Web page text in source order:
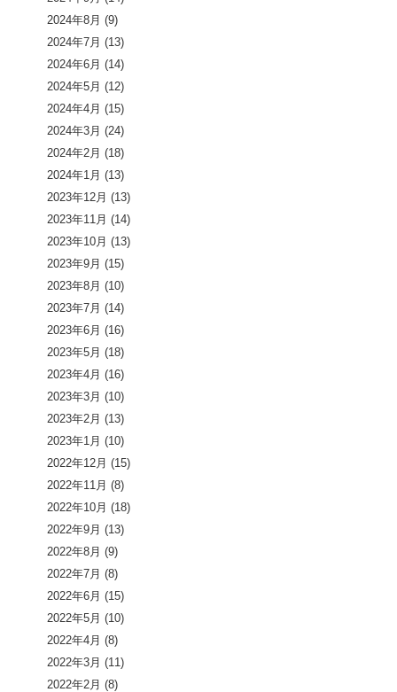
2024年8月 (9)
2024年7月 (13)
2024年6月 (14)
2024年5月 (12)
2024年4月 (15)
2024年3月 (24)
2024年2月 (18)
2024年1月 (13)
2023年12月 (13)
2023年11月 (14)
2023年10月 (13)
2023年9月 (15)
2023年8月 (10)
2023年7月 (14)
2023年6月 (16)
2023年5月 (18)
2023年4月 (16)
2023年3月 (10)
2023年2月 (13)
2023年1月 (10)
2022年12月 (15)
2022年11月 (8)
2022年10月 (18)
2022年9月 (13)
2022年8月 (9)
2022年7月 (8)
2022年6月 (15)
2022年5月 (10)
2022年4月 (8)
2022年3月 (11)
2022年2月 (8)